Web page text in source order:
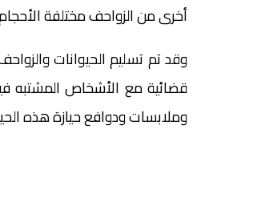
أخرى من الزواحف مختلفة
وقد تم تسليم الحيوانات
قضائية مع الأشخاص المشتبه
وملابسات ودوافع حيازة هذه